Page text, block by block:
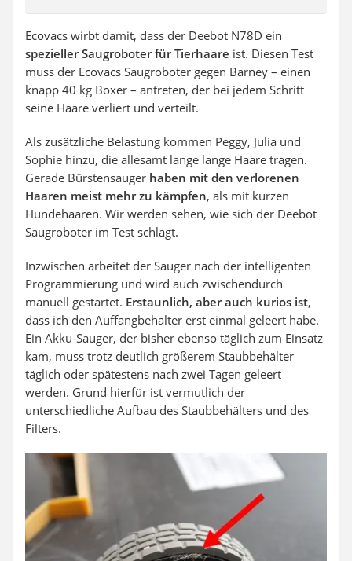
Ecovacs wirbt damit, dass der Deebot N78D ein
spezieller Saugroboter für Tierhaare ist. Diesen Test
muss der Ecovacs Saugroboter gegen Barney – einen
knapp 40 kg Boxer – antreten, der bei jedem Schritt
seine Haare verliert und verteilt.
Als zusätzliche Belastung kommen Peggy, Julia und
Sophie hinzu, die allesamt lange lange Haare tragen.
Gerade Bürstensauger haben mit den verlorenen
Haaren meist mehr zu kämpfen, als mit kurzen
Hundehaaren. Wir werden sehen, wie sich der Deebot
Saugroboter im Test schlägt.
Inzwischen arbeitet der Sauger nach der intelligenten
Programmierung und wird auch zwischendurch
manuell gestartet. Erstaunlich, aber auch kurios ist,
dass ich den Auffangbehälter erst einmal geleert habe.
Ein Akku-Sauger, der bisher ebenso täglich zum Einsatz
kam, muss trotz deutlich größerem Staubbehälter
täglich oder spätestens nach zwei Tagen geleert
werden. Grund hierfür ist vermutlich der
unterschiedliche Aufbau des Staubbehälters und des
Filters.